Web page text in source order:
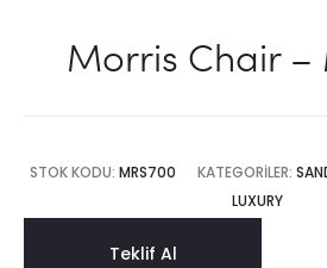
Morris Chair –
STOK KODU: MRS700 KATEGORILER:
LUXURY
Teklif Al